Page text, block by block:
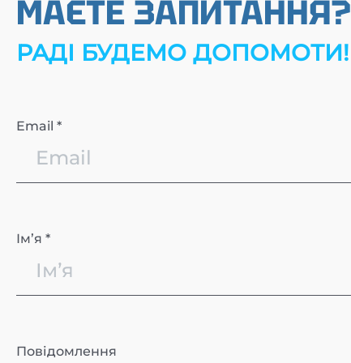
МАЄТЕ ЗАПИТАННЯ?
РАДІ БУДЕМО ДОПОМОТИ!
Email *
Імʼя *
Повідомлення